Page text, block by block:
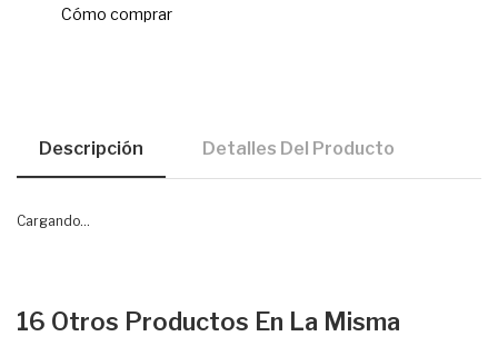
Cómo comprar
Descripción Detalles Del Producto
Cargando...
16 Otros Productos En La Misma